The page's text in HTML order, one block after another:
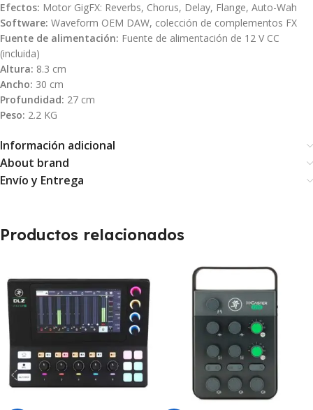
Efectos: Motor GigFX: Reverbs, Chorus, Delay, Flange, Auto-Wah
Software: Waveform OEM DAW, colección de complementos FX
Fuente de alimentación: Fuente de alimentación de 12 V CC
(incluida)
Altura: 8.3 cm
Ancho: 30 cm
Profundidad: 27 cm
Peso: 2.2 KG
Información adicional
About brand
Envío y Entrega
Productos relacionados